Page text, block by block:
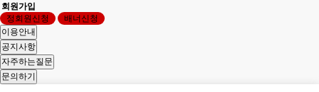
회원가입
정회원신청
배너신청